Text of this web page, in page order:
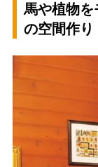
馬や植物を
の空間作り